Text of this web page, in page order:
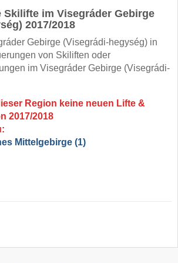
Skilifte im Visegráder Gebirge
2017/2018
Gebirge (Visegrádi-hegység) in
von Skiliften oder
im Visegráder Gebirge (Visegrádi-
Region keine neuen Lifte &
2017/2018
Mittelgebirge (1)